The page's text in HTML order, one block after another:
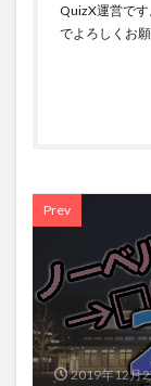
QuizX運営で
でよろしくお
Prev
2019年12月